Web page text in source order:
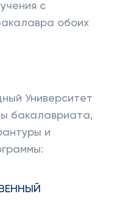
с
обоих
Университет
бакалавриата,
и